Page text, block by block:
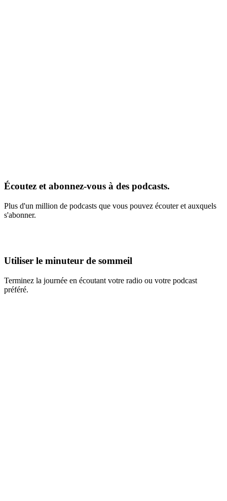
Écoutez et abonnez-vous à des podcasts.
Plus d'un million de podcasts que vous pouvez écouter et auxquels
s'abonner.
Utiliser le minuteur de sommeil
Terminez la journée en écoutant votre radio ou votre podcast
préféré.